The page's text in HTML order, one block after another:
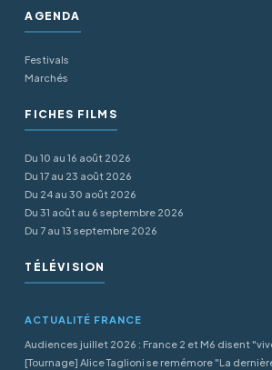
AGENDA
Festivals
Marchés
FICHES FILMS
Du 10 au 16 août 2026
Du 17 au 23 août 2026
Du 24 au 30 août 2026
Du 31 août au 6 septembre 2026
Du 7 au 13 septembre 2026
TÉLÉVISION
ACTUALITÉ FRANCE
Audiences juillet 2026 : France 2 et M6 disent
[Tournage] Alice Taglioni se remémore "La